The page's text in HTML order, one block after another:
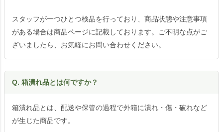
スタッフが一つひとつ検品を行っており、商品状態や注意事項
がある場合は商品ページに記載しております。ご不明な点がご
ざいましたら、お気軽にお問い合わせください。
Q. 箱潰れ品とは何ですか？
箱潰れ品とは、配送や保管の過程で外箱に潰れ・傷・破れなど
が生じた商品です。